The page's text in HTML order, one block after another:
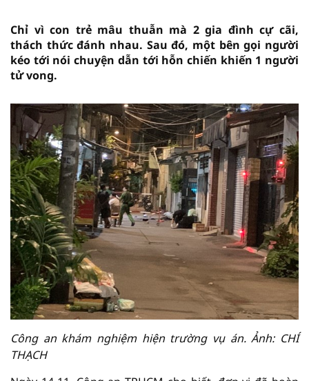
Chỉ vì con trẻ mâu thuẫn mà 2 gia đình cự cãi,
thách thức đánh nhau. Sau đó, một bên gọi người
kéo tới nói chuyện dẫn tới hỗn chiến khiến 1 người
tử vong.
Công an khám nghiệm hiện trường vụ án. Ảnh: CHÍ
THẠCH